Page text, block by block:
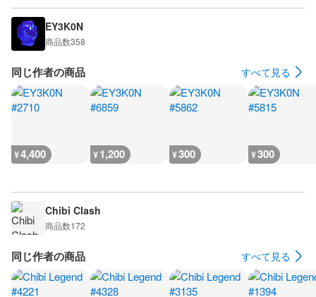
EY3K0N
商品数358
同じ作者の商品 すべて見る
¥4,400 ¥1,200 ¥300 ¥300
Chibi Clash
商品数172
同じ作者の商品 すべて見る